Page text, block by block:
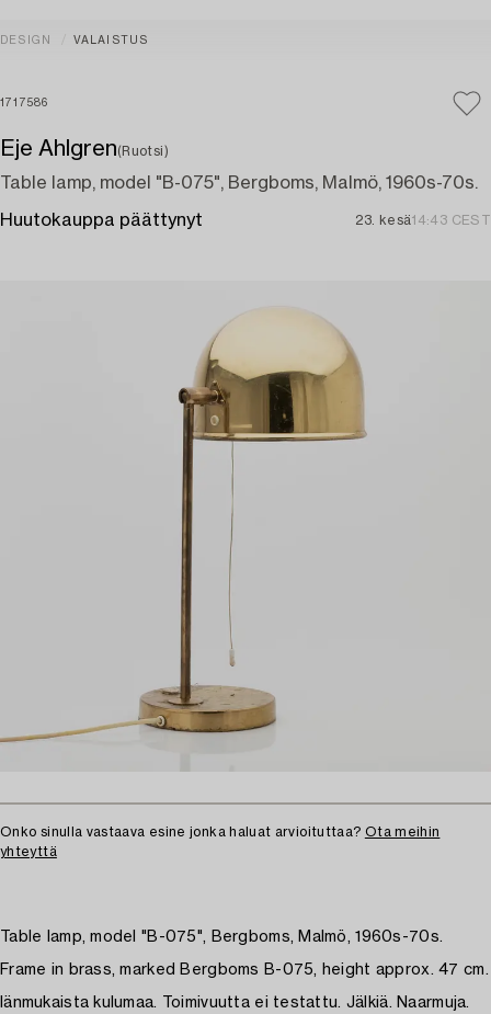
DESIGN VALAISTUS
1717586
Eje Ahlgren(Ruotsi)
Table lamp, model "B-075", Bergboms, Malmö, 1960s-70s.
Huutokauppa päättynyt 23. kesä14:43 CEST
Onko sinulla vastaava esine jonka haluat arvioituttaa? Ota meihin
yhteyttä
Table lamp, model "B-075", Bergboms, Malmö, 1960s-70s.
Frame in brass, marked Bergboms B-075, height approx. 47 cm.
Iänmukaista kulumaa. Toimivuutta ei testattu. Jälkiä. Naarmuja.